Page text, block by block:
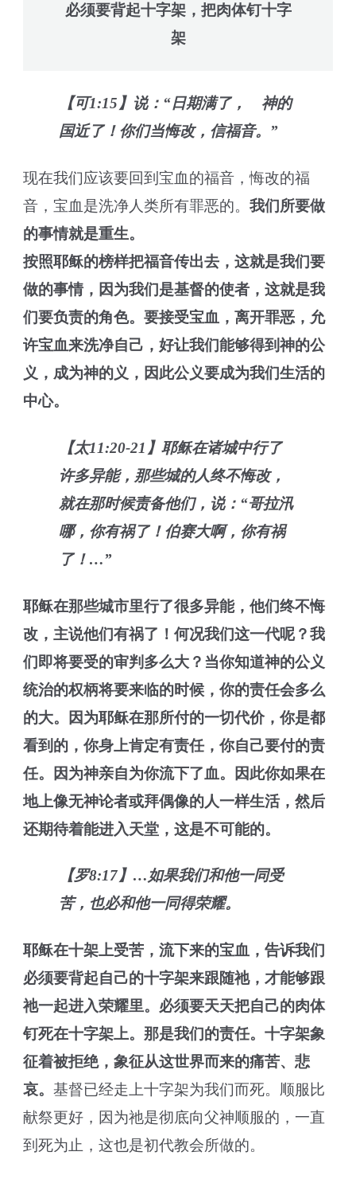
必须要背起十字架，把肉体钉十字
架
【可1:15】说：“日期满了， 神的
国近了！你们当悔改，信福音。”
现在我们应该要回到宝血的福音，悔改的福
音，宝血是洗净人类所有罪恶的。我们 所要做
的事情就是重生。
按照耶稣的榜样把福音传出去，这就是我们要
做的事情，因为我们是基督的使者，这就是我
们要负责的角色。要接受宝血，离开罪恶，允
许宝血来洗净自己 ，好让我们能够得到神的公
义， 成为神的义 ， 因此公义要成为我们生活的
中心。
【太11:20-21】耶稣在诸城中行了
许多异能，那些城的人终不悔改，
就在那时候责备他们，说：“哥拉汛
哪，你有祸了！伯赛大啊，你有祸
了！…”
耶稣在那些城市里行了很多异能，他们终不悔
改， 主说他们有祸了！何况我们这一代呢？我
们即将要受的审判多么大？当你知道神的公义
统治的权柄将要来临的时候 ，你的责任会多么
的大。 因为耶稣在那所付的一切代价，你是都
看到的 ，你身上肯定有责任，你自己要付的责
任。因为神亲自为你流下了血 。 因此你如果在
地上像无神论者或拜偶像的人一样生活，然后
还期待着能进入天堂 ，这是不可能的。
【罗8:17】…如果我们和他一同受
苦，也必和他一同得荣耀。
耶稣在十架上受苦，流下来的宝血，告诉我们
必须要背起自己的十字架来跟随祂，才能够跟
祂一起进入荣耀里。必须要天天把自己的肉体
钉死在十字架上。那是我们的责任。十字架象
征着被拒绝，象征从这世界而来的痛苦、悲
哀。基督已经走上十字架为我们而死。顺服比
献祭更好，因为祂是彻底向父神顺服的，一直
到死为止，这也是初代教会所做的。